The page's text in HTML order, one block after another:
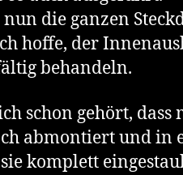
die ganzen
hoffe, der
behandeln.
schon gehört,
abmontiert und in
komplett